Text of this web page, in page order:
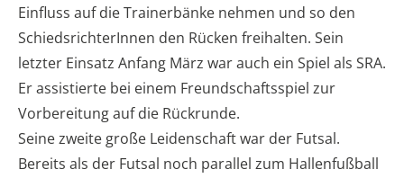
Einfluss auf die Trainerbänke nehmen und so den
SchiedsrichterInnen den Rücken freihalten. Sein
letzter Einsatz Anfang März war auch ein Spiel als SRA.
Er assistierte bei einem Freundschaftsspiel zur
Vorbereitung auf die Rückrunde.
Seine zweite große Leidenschaft war der Futsal.
Bereits als der Futsal noch parallel zum Hallenfußball